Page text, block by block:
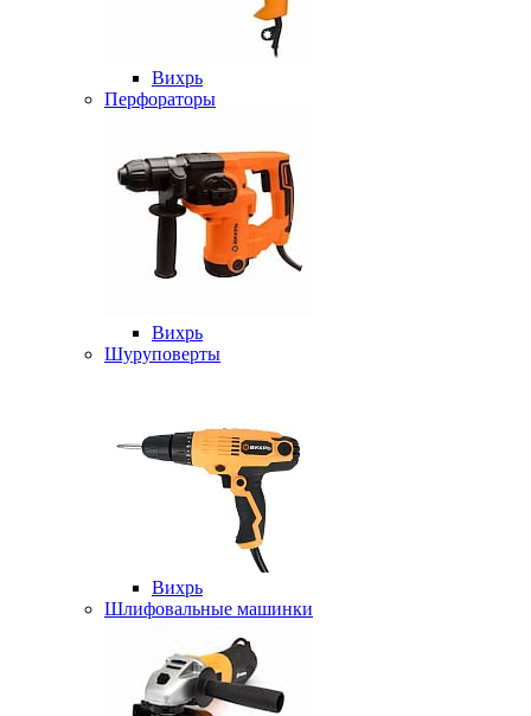
Вихрь
Перфораторы
Вихрь
Шуруповерты
Вихрь
Шлифовальные машинки